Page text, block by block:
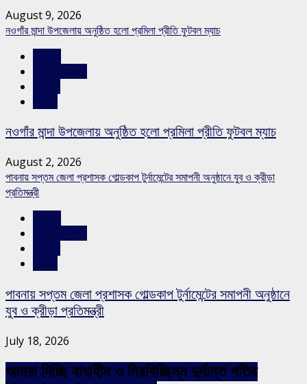
August 9, 2026
নওগাঁর মান্দা উপজেলায় অনুষ্ঠিত হলো প্রমিলা প্রীতি ফুটবল ম্যাচ
নওগাঁর মান্দা উপজেলায় অনুষ্ঠিত হলো প্রমিলা প্রীতি ফুটবল ম্যাচ
August 2, 2026
পাবনায় সপ্তম জেলা প্রশাসক গোল্ডকাপ টুর্নামেন্টের সমাপনী অনুষ্ঠানে যুব ও ক্রীড়া
প্রতিমন্ত্রী
পাবনায় সপ্তম জেলা প্রশাসক গোল্ডকাপ টুর্নামেন্টের সমাপনী অনুষ্ঠানে
যুব ও ক্রীড়া প্রতিমন্ত্রী
July 18, 2026
আমরা দিচ্ছি বাধাহীন ও নিরবিচ্ছিন্ন দুর্দান্ত গতির